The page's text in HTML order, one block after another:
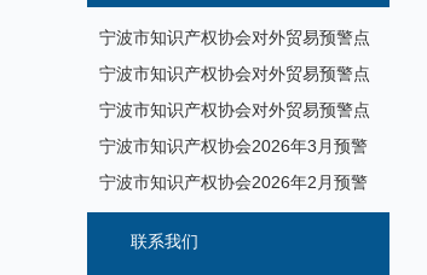
宁波市知识产权协会对外贸易预警点
预警信息发布（8月7日）
宁波市知识产权协会对外贸易预警点
预警信息发布（7月17日）
宁波市知识产权协会对外贸易预警点
预警信息发布
宁波市知识产权协会2026年3月预警
信息
宁波市知识产权协会2026年2月预警
信息
联系我们